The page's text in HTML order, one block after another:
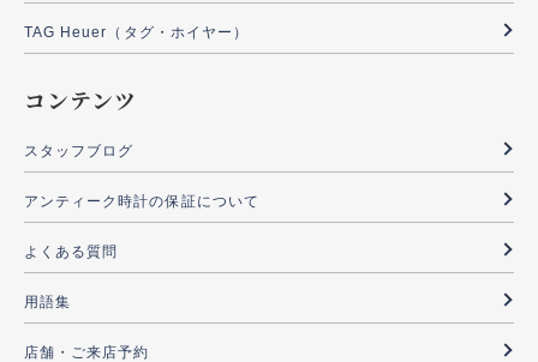
TAG Heuer（タグ・ホイヤー）
コンテンツ
スタッフブログ
アンティーク時計の保証について
よくある質問
用語集
店舗・ご来店予約